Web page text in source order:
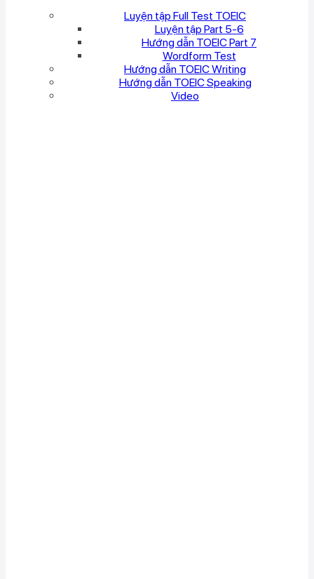
Luyện tập Full Test TOEIC
Luyện tập Part 5-6
Hướng dẫn TOEIC Part 7
Wordform Test
Hướng dẫn TOEIC Writing
Hướng dẫn TOEIC Speaking
Video